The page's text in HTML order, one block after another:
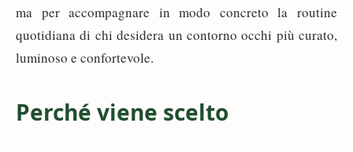
ma per accompagnare in modo concreto la routine
quotidiana di chi desidera un contorno occhi più curato,
luminoso e confortevole.
Perché viene scelto